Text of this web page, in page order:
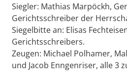
Siegler: Mathias Marpöckh,
Gerichtsschreiber der
Siegelbitte an: Elisas
Gerichtsschreibers.
Zeugen: Michael Polhamer,
und Jacob Enngenriser, alle 3